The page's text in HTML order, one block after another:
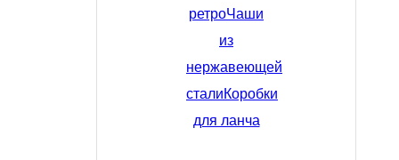
ретроЧаши
из
нержавеющей
сталиКоробки
для ланча